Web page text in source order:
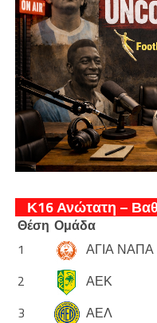
Κ16 Ανώτατη –
Θέση Ομάδα
1
ΑΓΙΑ ΝΑΠΑ
2
ΑΕΚ
3
ΑΕΛ